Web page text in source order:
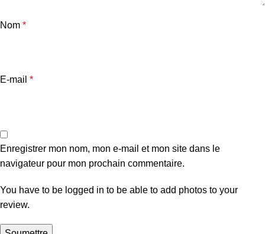
Nom *
E-mail *
Enregistrer mon nom, mon e-mail et mon site dans le
navigateur pour mon prochain commentaire.
You have to be logged in to be able to add photos to your
review.